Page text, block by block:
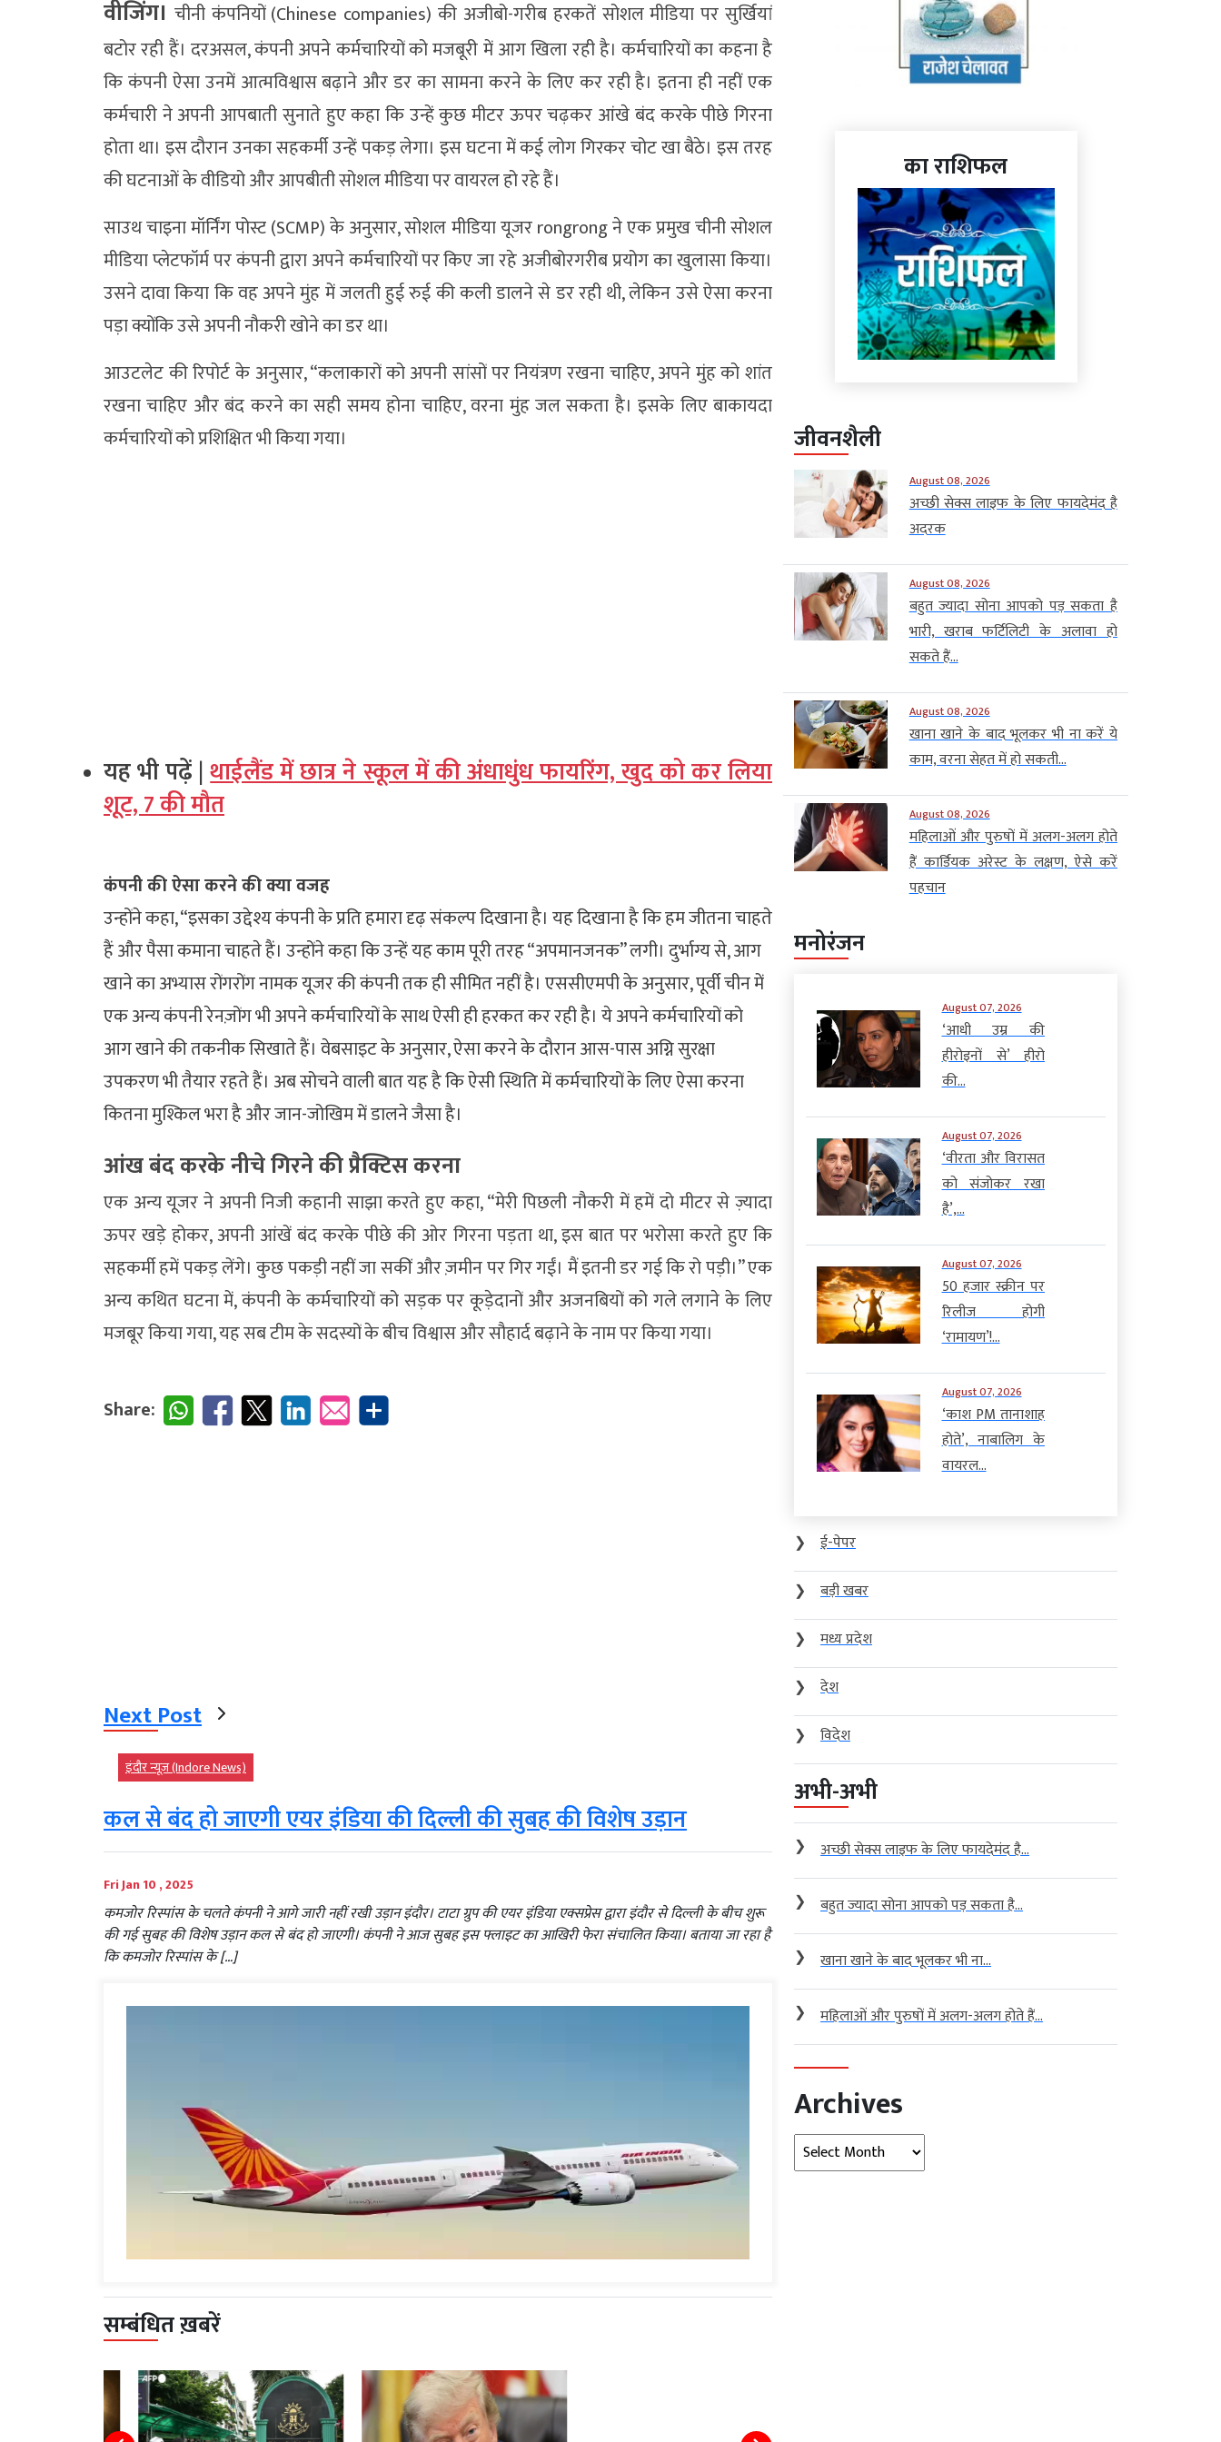
वीजिंग। चीनी कंपनियों (Chinese companies) की अजीबो-गरीब हरकतें सोशल मीडिया पर सुर्खियां
बटोर रही हैं। दरअसल, कंपनी अपने कर्मचारियों को मजबूरी में आग खिला रही है। कर्मचारियों का कहना है
कि कंपनी ऐसा उनमें आत्मविश्वास बढ़ाने और डर का सामना करने के लिए कर रही है। इतना ही नहीं एक
कर्मचारी ने अपनी आपबाती सुनाते हुए कहा कि उन्हें कुछ मीटर ऊपर चढ़कर आंखे बंद करके पीछे गिरना
होता था। इस दौरान उनका सहकर्मी उन्हें पकड़ लेगा। इस घटना में कई लोग गिरकर चोट खा बैठे। इस तरह
की घटनाओं के वीडियो और आपबीती सोशल मीडिया पर वायरल हो रहे हैं।
साउथ चाइना मॉर्निंग पोस्ट (SCMP) के अनुसार, सोशल मीडिया यूजर rongrong ने एक प्रमुख चीनी सोशल
मीडिया प्लेटफॉर्म पर कंपनी द्वारा अपने कर्मचारियों पर किए जा रहे अजीबोरगरीब प्रयोग का खुलासा किया।
उसने दावा किया कि वह अपने मुंह में जलती हुई रुई की कली डालने से डर रही थी, लेकिन उसे ऐसा करना
पड़ा क्योंकि उसे अपनी नौकरी खोने का डर था।
आउटलेट की रिपोर्ट के अनुसार, “कलाकारों को अपनी सांसों पर नियंत्रण रखना चाहिए, अपने मुंह को शांत
रखना चाहिए और बंद करने का सही समय होना चाहिए, वरना मुंह जल सकता है। इसके लिए बाकायदा
कर्मचारियों को प्रशिक्षित भी किया गया।
यह भी पढ़ें |थाईलैंड में छात्र ने स्कूल में की अंधाधुंध फायरिंग, खुद को कर लिया
शूट, 7 की मौत
कंपनी की ऐसा करने की क्या वजह
उन्होंने कहा, “इसका उद्देश्य कंपनी के प्रति हमारा दृढ़ संकल्प दिखाना है। यह दिखाना है कि हम जीतना चाहते
हैं और पैसा कमाना चाहते हैं। उन्होंने कहा कि उन्हें यह काम पूरी तरह “अपमानजनक” लगी। दुर्भाग्य से, आग
खाने का अभ्यास रोंगरोंग नामक यूजर की कंपनी तक ही सीमित नहीं है। एससीएमपी के अनुसार, पूर्वी चीन में
एक अन्य कंपनी रेनज़ोंग भी अपने कर्मचारियों के साथ ऐसी ही हरकत कर रही है। ये अपने कर्मचारियों को
आग खाने की तकनीक सिखाते हैं। वेबसाइट के अनुसार, ऐसा करने के दौरान आस-पास अग्नि सुरक्षा
उपकरण भी तैयार रहते हैं। अब सोचने वाली बात यह है कि ऐसी स्थिति में कर्मचारियों के लिए ऐसा करना
कितना मुश्किल भरा है और जान-जोखिम में डालने जैसा है।
आंख बंद करके नीचे गिरने की प्रैक्टिस करना
एक अन्य यूजर ने अपनी निजी कहानी साझा करते हुए कहा, “मेरी पिछली नौकरी में हमें दो मीटर से ज़्यादा
ऊपर खड़े होकर, अपनी आंखें बंद करके पीछे की ओर गिरना पड़ता था, इस बात पर भरोसा करते हुए कि
सहकर्मी हमें पकड़ लेंगे। कुछ पकड़ी नहीं जा सकीं और ज़मीन पर गिर गईं। मैं इतनी डर गई कि रो पड़ी।” एक
अन्य कथित घटना में, कंपनी के कर्मचारियों को सड़क पर कूड़ेदानों और अजनबियों को गले लगाने के लिए
मजबूर किया गया, यह सब टीम के सदस्यों के बीच विश्वास और सौहार्द बढ़ाने के नाम पर किया गया।
Share:
Next Post
इंदौर न्यूज़ (Indore News)
कल से बंद हो जाएगी एयर इंडिया की दिल्ली की सुबह की विशेष उड़ान
Fri Jan 10 , 2025
कमजोर रिस्पांस के चलते कंपनी ने आगे जारी नहीं रखी उड़ान इंदौर। टाटा ग्रुप की एयर इंडिया एक्सप्रेस द्वारा इंदौर से दिल्ली के बीच शुरू
की गई सुबह की विशेष उड़ान कल से बंद हो जाएगी। कंपनी ने आज सुबह इस फ्लाइट का आखिरी फेरा संचालित किया। बताया जा रहा है
कि कमजोर रिस्पांस के […]
सम्बंधित ख़बरें
का राशिफल
जीवनशैली
August 08, 2026
अच्छी सेक्स लाइफ के लिए फायदेमंद है
अदरक
August 08, 2026
बहुत ज्यादा सोना आपको पड़ सकता है
भारी, खराब फर्टिलिटी के अलावा हो
सकते हैं...
August 08, 2026
खाना खाने के बाद भूलकर भी ना करें ये
काम, वरना सेहत में हो सकती...
August 08, 2026
महिलाओं और पुरुषों में अलग-अलग होते
हैं कार्डियक अरेस्ट के लक्षण, ऐसे करें
पहचान
मनोरंजन
August 07, 2026
‘आधी उम्र की
हीरोइनों से’ हीरो
की...
August 07, 2026
‘वीरता और विरासत
को संजोकर रखा
है’,...
August 07, 2026
50 हजार स्क्रीन पर
रिलीज होगी
‘रामायण’!...
August 07, 2026
‘काश PM तानाशाह
होते’, नाबालिग के
वायरल...
❯
ई-पेपर
❯
बड़ी खबर
❯
मध्य प्रदेश
❯
देश
❯
विदेश
अभी-अभी
❯ अच्छी सेक्स लाइफ के लिए फायदेमंद है...
❯ बहुत ज्यादा सोना आपको पड़ सकता है...
❯ खाना खाने के बाद भूलकर भी ना...
❯ महिलाओं और पुरुषों में अलग-अलग होते हैं...
Archives
Archives